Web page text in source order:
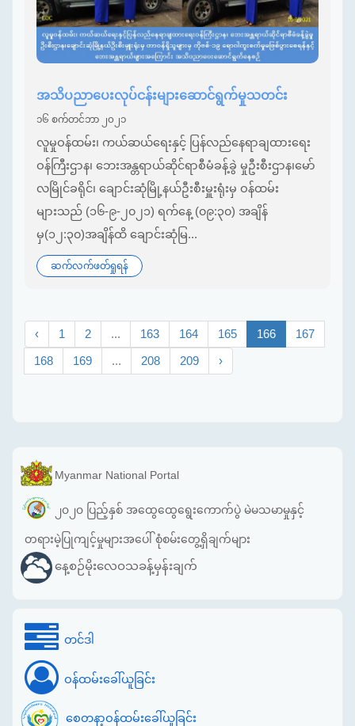
အသိပညာပေးလုပ်ငန်းများဆောင်ရွက်မှုသတင်း
၁၆ စက်တင်ဘာ ၂၀၂၁
လူမှုဝန်ထမ်း၊ ကယ်ဆယ်ရေးနှင့် ပြန်လည်နေရာချထားရေး
ဝန်ကြီးဌာန၊ ဘေးအန္တရာယ်ဆိုင်ရာစီမံခန့်ခွဲ မှုဦးစီးဌာန၊မော်
လမြိုင်ခရိုင်၊ ချောင်းဆုံမြို့နယ်ဦးစီးမှူးရုံးမှ ဝန်ထမ်း
များသည် (၁၆-၉-၂၀၂၁) ရက်နေ့ (၀၉:၃၀) အချိန်
မှ(၁၂:၃၀)အချိန်ထိ ချောင်းဆုံမြ...
ဆက်လက်ဖတ်ရှုရန်
‹ 1 2 ... 163 164 165 166 167
168 169 ... 208 209 ›
Myanmar National Portal
၂၀၂၀ ပြည့်နှစ် အထွေထွေရွေးကောက်ပွဲ မဲမသမာမှုနှင့်
တရားမဲ့ပြုကျင့်မှုများအပေါ် စုံစမ်းတွေ့ရှိချက်များ
နေ့စဉ်မိုးလေဝသခန့်မှန်းချက်
တင်ဒါ
ဝန်ထမ်းခေါ်ယူခြင်း
စေတနာ့ဝန်ထမ်းခေါ်ယူခြင်း